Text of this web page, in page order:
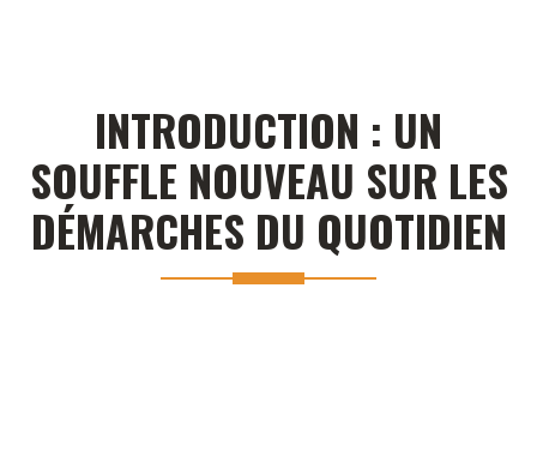
INTRODUCTION : UN
SOUFFLE NOUVEAU SUR LES
DÉMARCHES DU QUOTIDIEN